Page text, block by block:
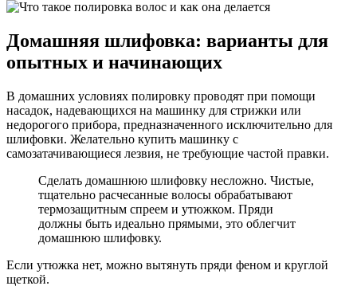
Домашняя шлифовка: варианты для
опытных и начинающих
В домашних условиях полировку проводят при помощи
насадок, надевающихся на машинку для стрижки или
недорогого прибора, предназначенного исключительно для
шлифовки. Желательно купить машинку с
самозатачивающиеся лезвия, не требующие частой правки.
Сделать домашнюю шлифовку несложно. Чистые,
тщательно расчесанные волосы обрабатывают
термозащитным спреем и утюжком. Пряди
должны быть идеально прямыми, это облегчит
домашнюю шлифовку.
Если утюжка нет, можно вытянуть пряди феном и круглой
щеткой.